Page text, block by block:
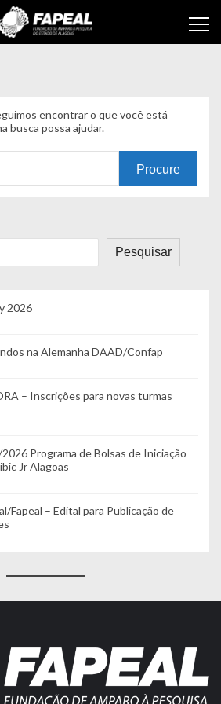
encontrar o que você está
busca possa ajudar.
Pesquisar
2026
na Alemanha DAAD/Confap
– Inscrições para novas turmas
2026 Programa de Bolsas de Iniciação
Jr Alagoas
Fapeal – Edital para Publicação de